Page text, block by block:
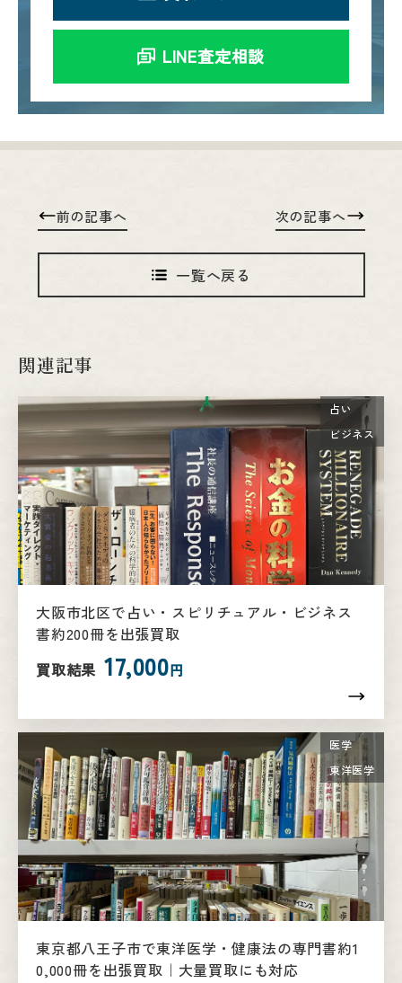
LINE査定相談
前の記事へ
一覧へ戻る
次の記事へ
関連記事
占い
ビジネス
大阪市北区で占い・スピリチュアル・ビジネス
書約200冊を出張買取
買取結果 17,000円
医学
東洋医学
東京都八王子市で東洋医学・健康法の専門書約1
0,000冊を出張買取｜大量買取にも対応